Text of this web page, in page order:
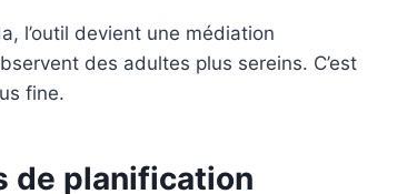
l’outil devient une médiation
des adultes plus sereins. C’est
fine.
de planification